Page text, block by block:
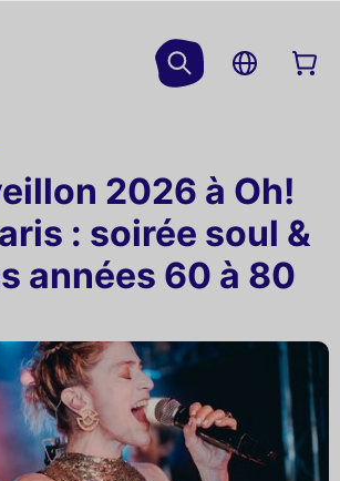
2026 à Oh!
: soirée soul &
années 60 à 80